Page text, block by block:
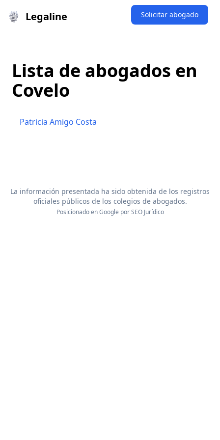
Legaline Solicitar abogado
Lista de abogados en
Covelo
Patricia Amigo Costa
La información presentada ha sido obtenida de los registros
oficiales públicos de los colegios de abogados.
Posicionado en Google porSEO Jurídico